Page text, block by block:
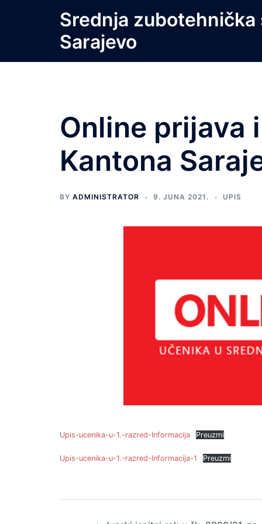
Srednja zubotehnička
Sarajevo
Online prijava
Kantona
BY ADMINISTRATOR 9. JUNA 2021. UPIS
Upis-ucenika-u-1.-razred-Informacija Preuzmi
Upis-ucenika-u-1.-razred-Informacija-1 Preuzmi